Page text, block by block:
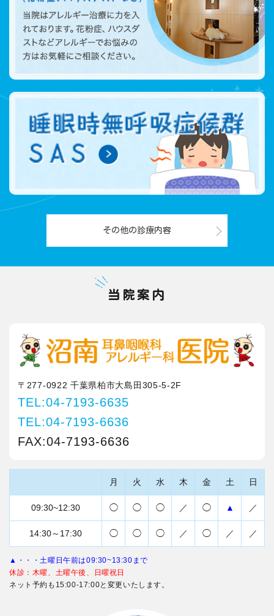
その他の診療内容
当院案内
〒277-0922 千葉県柏市大島田305-5-2F
TEL:04-7193-6635
TEL:04-7193-6636
FAX:04-7193-6636
月 火 水 木 金 土 日
09:30~12:30 ◯ ◯ ◯ ／ ◯ ▲ ／
14:30～17:30 ◯ ◯ ◯ ／ ◯ ／ ／
▲・・・土曜日午前は09:30~13:30まで
休診：木曜、土曜午後、日曜祝日
ネット予約も15:00-17:00と変更いたします。